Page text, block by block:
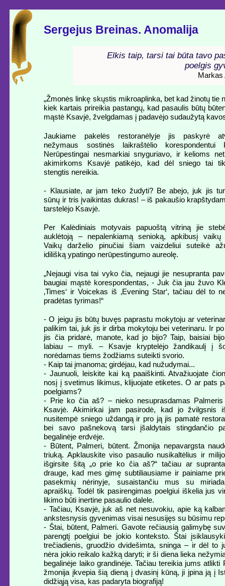
Sergejus Breinas. Anomalija
Elkis taip, tarsi tai būta tavo
poelgis
Markas
„Žmonės linkę skųstis mikroaplinka, bet kad žinotų tie
kiek kartais prireikia pastangų, kad pasaulis būtų
mąstė Ksavjė, žvelgdamas į padavėjo sudaužytą
Jaukiame pakelės restoranėlyje jis paskyrė
nežymaus sostinės laikraštėlio korespondentui
Nerūpestingai nesmarkiai snyguriavo, ir kelioms
akimirkoms Ksavjė patikėjo, kad dėl sniego tai
stengtis nereikia.
- Klausiate, ar jam teko žudyti? Be abejo, juk jis
sūnų ir tris įvaikintas dukras! – iš pakaušio
tarstelėjo Ksavjė.
Per Kalėdiniais motyvais papuoštą vitriną jie
auklėtoją – nepalenkiamą senioką, apkibusį vaikų
Vaikų darželio pinučiai šiam vaizdeliui suteikė
idilišką ypatingo nerūpestingumo aureolę.
„Nejaugi visa tai vyko čia, nejaugi jie nesupranta
baugiai mąstė korespondentas, - Juk čia jau žuvo
‚Times‘ ir Voicekas iš ‚Evening Star‘, tačiau dėl to
pradėtas tyrimas!“
- O jeigu jis būtų buvęs paprastu mokytoju ar
palikim tai, juk jis ir dirba mokytoju bei veterinaru. Ir
jis čia pridarė, manote, kad jo bijo? Taip, baisiai
labiau – myli. – Ksavje kryptelėjo žandikaulį į
norėdamas tiems žodžiams suteikti svorio.
- Kaip tai įmanoma; girdėjau, kad nužudymai...
- Jaunuoli, leiskite kai ką paaiškinti. Atvažiuojate
nosį į svetimus likimus, klijuojate etiketes. O ar pats
poelgiams?
- Prie ko čia aš? – nieko nesuprasdamas
Ksavjė. Akimirkai jam pasirodė, kad jo žvilgsnis
nusitempė sniego uždangą ir pro ją jis pamatė
bei savo pašnekovą tarsi įšaldytais stingdančio
begalinėje erdvėje.
- Būtent, Palmeri, būtent. Žmonija nepavargsta
triuką. Apklauskite viso pasaulio nusikaltėlius ir
išgirsite šitą „o prie ko čia aš?“ tačiau ar
drauge, kad mes gimę subtiliausiame ir painiame
pasekmių nėrinyje, susaistančiu mus su
apraiškų. Todėl tik pasirengimas poelgiui iškelia jus
likimo būti inertine pasaulio dalele.
- Tačiau, Ksavjė, juk aš net nesuvokiu, apie ką
ankstesnysis gyvenimas visai nesusijęs su būsimu
- Štai, būtent, Palmeri. Gavote rečiausią galimybę
parengtį poelgiui be jokio konteksto. Štai
trečiadienis, gruodžio dvidešimta, sninga – ir dėl to
nėra jokio reikalo kažką daryti; ir ši diena lieka
begalinėje laiko grandinėje. Tačiau tereikia jums atlikti
žmonija įkvepia šią dieną į dvasinį kūną, ji įpina ją į
didžiąją visa, kas padaryta biografiją!